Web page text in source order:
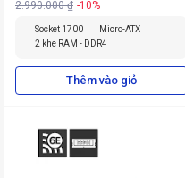
2.990.000 ₫ -10%
Socket 1700
Micro-ATX
2 khe RAM - DDR4
Thêm vào giỏ